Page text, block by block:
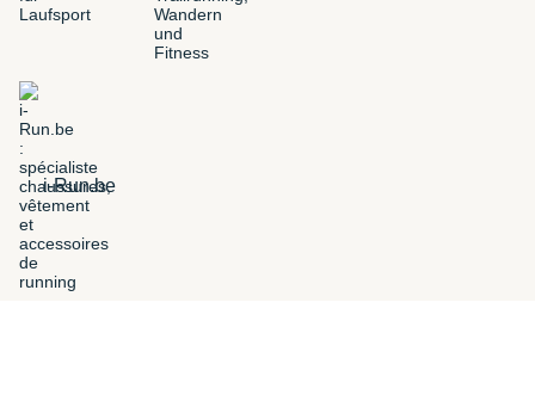
i-Run.be